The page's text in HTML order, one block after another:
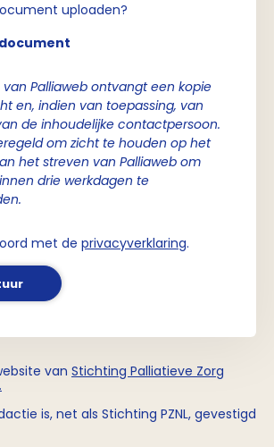
uploaden?
Palliaweb ontvangt een kopie
en, indien van toepassing, van
de inhoudelijke contactpersoon.
om zicht te houden op het
het streven van Palliaweb om
drie werkdagen te
met de privacyverklaring.
van Stichting Palliatieve Zorg
.
is, net als Stichting PZNL, gevestigd